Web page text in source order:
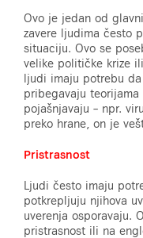
Ovo je jedan od
zavere ljudima često
situaciju. Ovo se
velike političke krize
ljudi imaju potrebu
pribegavaju teorijama
pojašnjavaju – npr.
preko hrane, on je
Pristrasnost
Ljudi često imaju
potkrepljuju njihova
uverenja osporavaju.
pristrasnost ili na